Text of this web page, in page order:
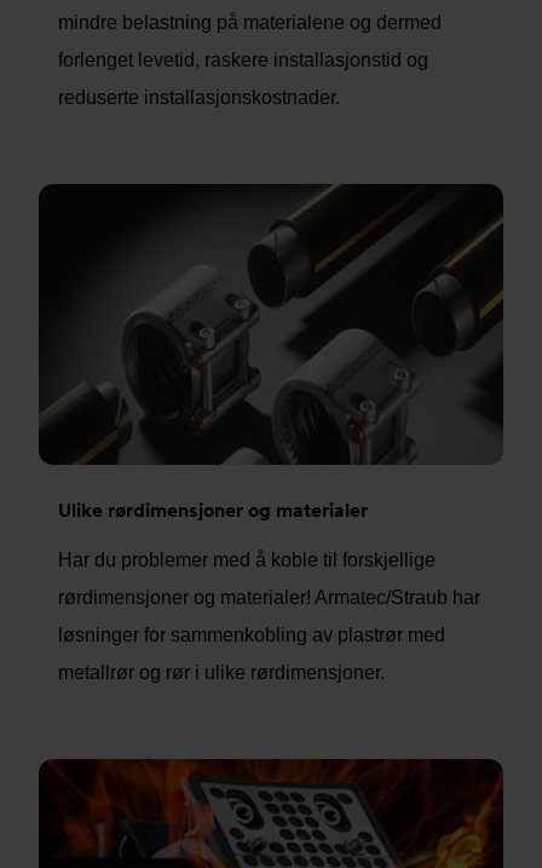
mindre belastning på materialene og dermed
forlenget levetid, raskere installasjonstid og
reduserte installasjonskostnader.
Ulike rørdimensjoner og materialer
Har du problemer med å koble til forskjellige
rørdimensjoner og materialer! Armatec/Straub har
løsninger for sammenkobling av plastrør med
metallrør og rør i ulike rørdimensjoner.